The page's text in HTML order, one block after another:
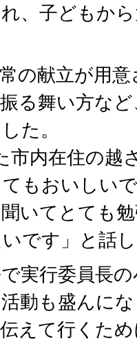
、子どもか
の献立が用
る舞い方な
た。
市内在住の越
もおいしい
いてとても
です」と話
実行委員長
動も盛んに
えて行くた